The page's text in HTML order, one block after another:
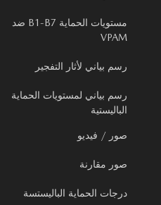
مستويات الحماية B1-B7 ضد
VPAM
رسم بياني لأثار التفجير
رسم بياني لمستويات الحماية
الباليستية
صور / فيديو
صور مقارنة
درجات الحماية الباليستسة